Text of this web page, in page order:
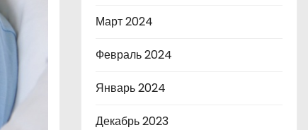
Март 2024
Февраль 2024
Январь 2024
Декабрь 2023